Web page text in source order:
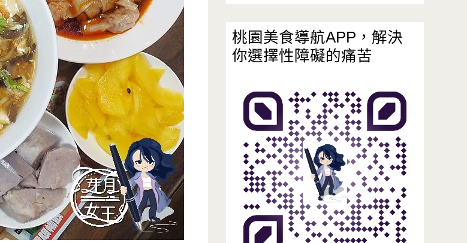
桃園美食導航APP，解決
你選擇性障礙的痛苦